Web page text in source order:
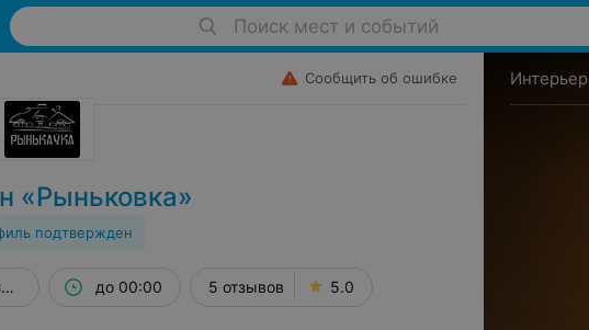
Поиск мест и событий
Сообщить об ошибке
«Рыньковка»
подтвержден
р-н. до 00:00 5 отзывов 5.0
Интерьер